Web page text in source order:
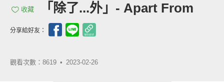
收藏 「除了...外」- Apart From
分享給好友：
觀看次數：8619 • 2023-02-26